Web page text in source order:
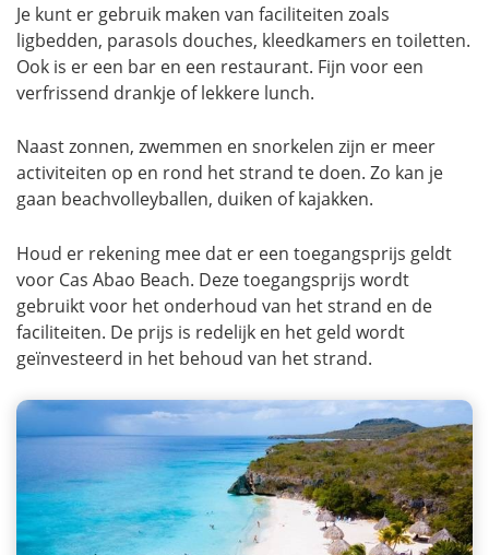
Je kunt er gebruik maken van faciliteiten zoals
ligbedden, parasols douches, kleedkamers en toiletten.
Ook is er een bar en een restaurant. Fijn voor een
verfrissend drankje of lekkere lunch.
Naast zonnen, zwemmen en snorkelen zijn er meer
activiteiten op en rond het strand te doen. Zo kan je
gaan beachvolleyballen, duiken of kajakken.
Houd er rekening mee dat er een toegangsprijs geldt
voor Cas Abao Beach. Deze toegangsprijs wordt
gebruikt voor het onderhoud van het strand en de
faciliteiten. De prijs is redelijk en het geld wordt
geïnvesteerd in het behoud van het strand.